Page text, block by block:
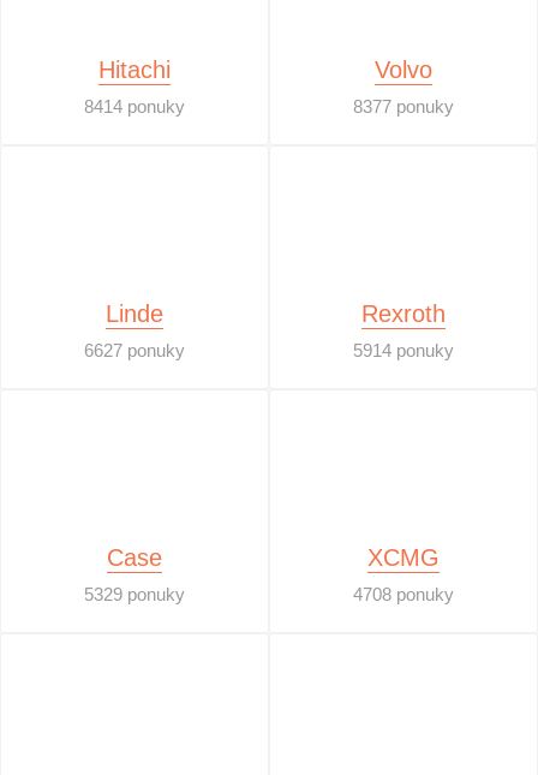
Hitachi
8414 ponuky
Volvo
8377 ponuky
Linde
6627 ponuky
Rexroth
5914 ponuky
Case
5329 ponuky
XCMG
4708 ponuky